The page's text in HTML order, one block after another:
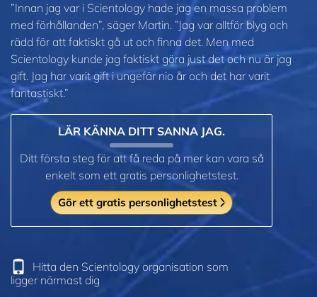
”Innan jag var i Scientology hade jag en massa problem
med förhållanden”, säger Martin. ”Jag var alltför blyg och
rädd för att faktiskt gå ut och finna det. Men med
Scientology kunde jag faktiskt göra just det och nu är jag
gift. Jag har varit gift i ungefär nio år och det har varit
fantastiskt.”
LÄR KÄNNA DITT SANNA JAG.
Ditt första steg för att få reda på mer kan vara så
enkelt som ett gratis personlighetstest.
Gör ett gratis personlighetstest
Hitta den Scientology organisation som
ligger närmast dig